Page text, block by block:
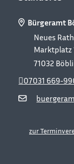
Bürgeramt
Neues
Marktplatz
71032
07031 669-
zur